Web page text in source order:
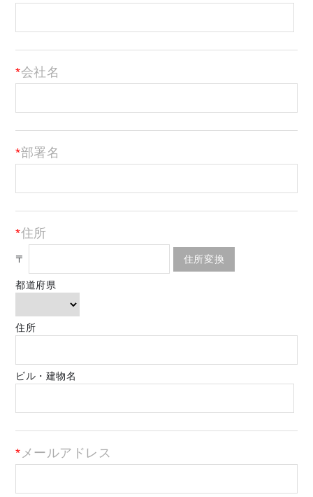
会社名
部署名
住所
〒
都道府県
住所
ビル・建物名
メールアドレス